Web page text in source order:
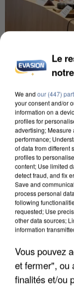
INCENDIES :
DE
APRÈS
DE FAUNE
Le
We and our (447)
your consent and/or
information on a
profiles for
advertising; Measure
performance;
of data from different
profiles to
content; Use limited
detect fraud, and fix
Save and
process personal
following
requested; Use
other data sources;
information
Vous pouvez
et fermer", ou
finalités et/ou